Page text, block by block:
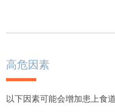
高危因素
以下因素可能会增加患上食